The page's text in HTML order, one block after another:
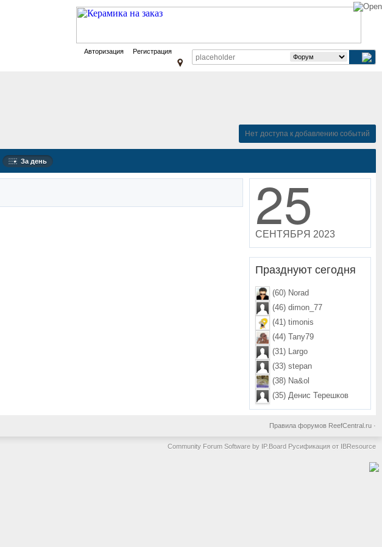
Авторизация Регистрация
Нет доступа к добавлению событий
За день
25
СЕНТЯБРЯ 2023
Празднуют сегодня
(60) Norad
(46) dimon_77
(41) timonis
(44) Tany79
(31) Largo
(33) stepan
(38) Na&ol
(35) Денис Терешков
Правила форумов ReefCentral.ru ·
Community Forum Software by IP.Board Русификация от IBResource